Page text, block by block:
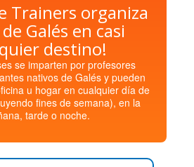
Trainers organiza
Galés en casi
destino!
se imparten por profesores
nativos de Galés y pueden
u hogar en cualquier día de
fines de semana), en la
tarde o noche.